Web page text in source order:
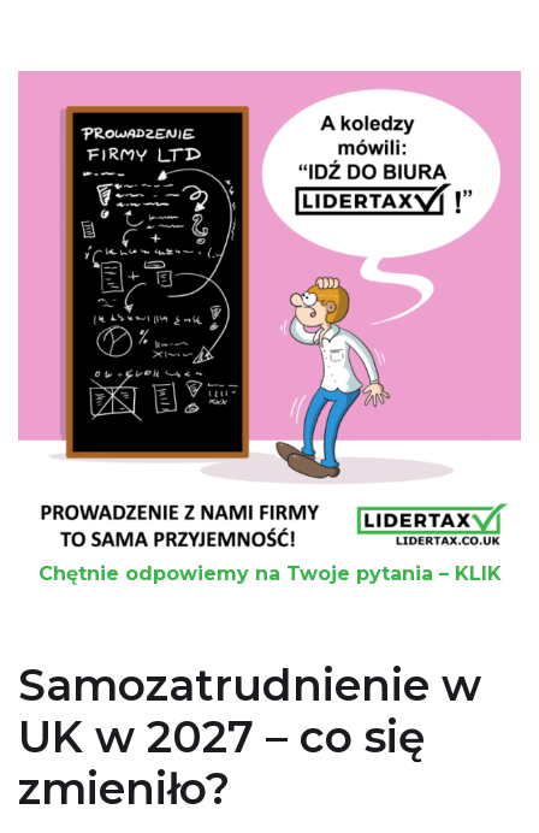
Chętnie odpowiemy na Twoje pytania – KLIK
Samozatrudnienie w
UK w 2027 – co się
zmieniło?